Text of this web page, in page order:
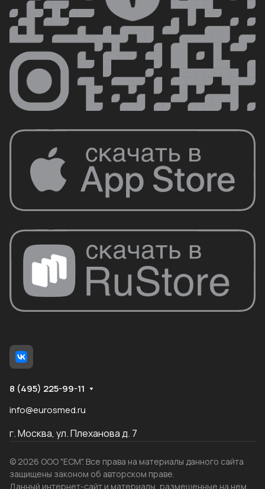
8 (495) 225-99-11
info@eurosmed.ru
г. Москва, ул. Плеханова д. 7
© 2026 ООО "ЕСМ". Все права на материалы данного сайта
защищены законом об авторском праве.
Данный интернет-сайт и материалы, размещенные на нем,